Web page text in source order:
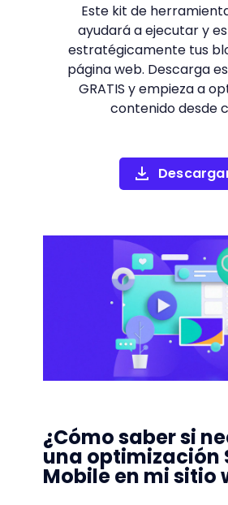
Este kit de
ayudará a ejecutar y
estratégicamente tus
página web. Descarga
GRATIS y empieza a
contenido desde
¿Cómo saber si
una optimización
Mobile en mi sitio